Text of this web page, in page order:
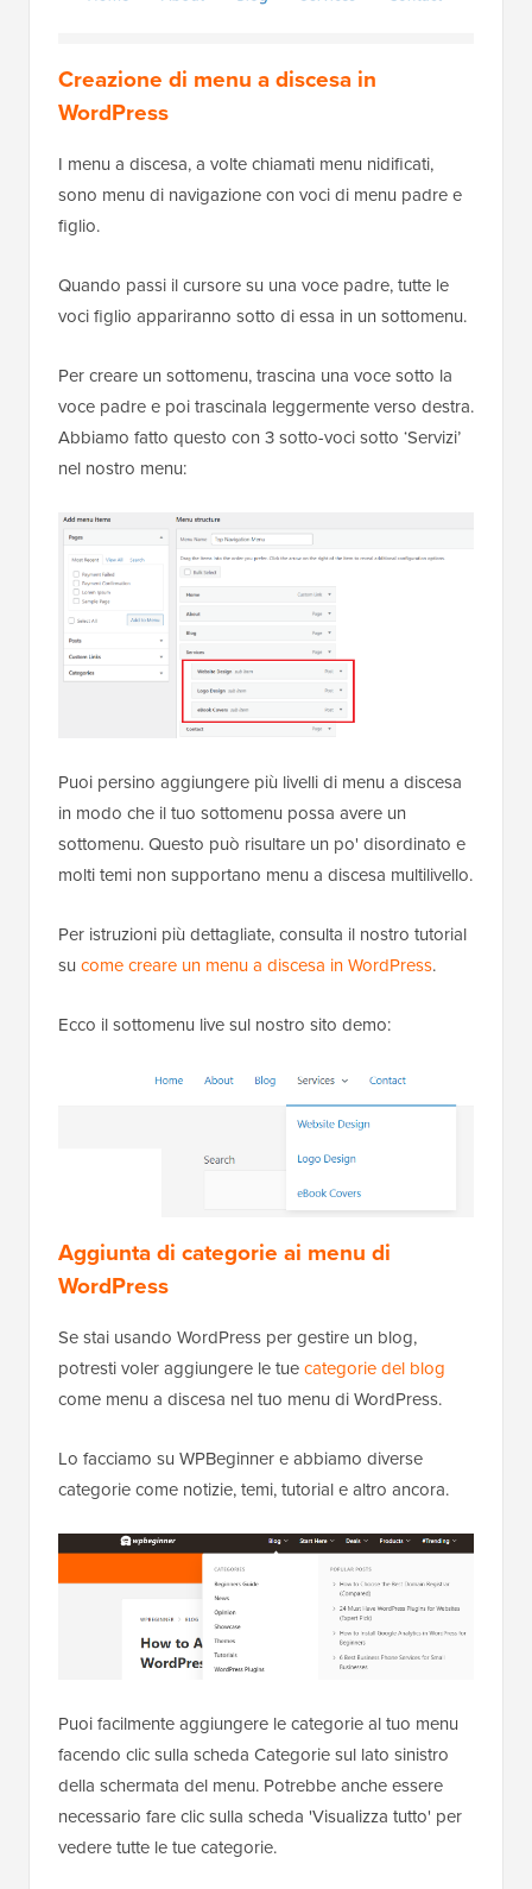
Creazione di menu a discesa in
WordPress
I menu a discesa, a volte chiamati menu nidificati,
sono menu di navigazione con voci di menu padre e
figlio.
Quando passi il cursore su una voce padre, tutte le
voci figlio appariranno sotto di essa in un sottomenu.
Per creare un sottomenu, trascina una voce sotto la
voce padre e poi trascinala leggermente verso destra.
Abbiamo fatto questo con 3 sotto-voci sotto ‘Servizi’
nel nostro menu:
Puoi persino aggiungere più livelli di menu a discesa
in modo che il tuo sottomenu possa avere un
sottomenu. Questo può risultare un po' disordinato e
molti temi non supportano menu a discesa multilivello.
Per istruzioni più dettagliate, consulta il nostro tutorial
su come creare un menu a discesa in WordPress.
Ecco il sottomenu live sul nostro sito demo:
Aggiunta di categorie ai menu di
WordPress
Se stai usando WordPress per gestire un blog,
potresti voler aggiungere le tuecategorie del blog
come menu a discesa nel tuo menu di WordPress.
Lo facciamo su WPBeginner e abbiamo diverse
categorie come notizie, temi, tutorial e altro ancora.
Puoi facilmente aggiungere le categorie al tuo menu
facendo clic sulla scheda Categorie sul lato sinistro
della schermata del menu. Potrebbe anche essere
necessario fare clic sulla scheda 'Visualizza tutto' per
vedere tutte le tue categorie.